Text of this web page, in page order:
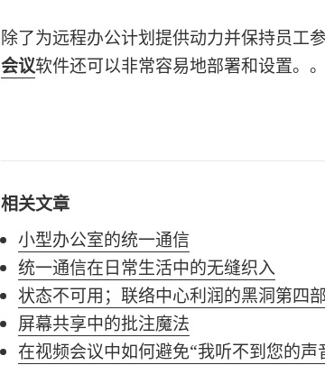
除了为远程办公计划提供动力并保持员工
会议软件还可以非常容易地部署和设置。。
相关文章
小型办公室的统一通信
统一通信在日常生活中的无缝织入
状态不可用；联络中心利润的黑洞第四
屏幕共享中的批注魔法
在视频会议中如何避免“我听不到您的声